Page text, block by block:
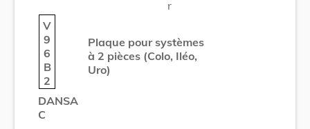
r
V
9
6
B
2
Plaque pour systèmes
à 2 pièces (Colo, Iléo,
Uro)
DANSA
C